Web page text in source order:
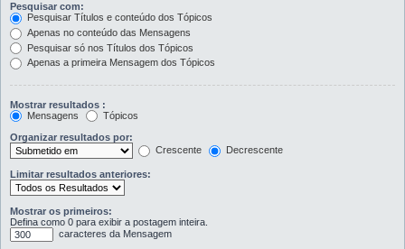
Pesquisar com:
Pesquisar Títulos e conteúdo dos Tópicos
Apenas no conteúdo das Mensagens
Pesquisar só nos Títulos dos Tópicos
Apenas a primeira Mensagem dos Tópicos
Mostrar resultados :
Mensagens
Tópicos
Organizar resultados por:
Crescente
Decrescente
Limitar resultados anteriores:
Mostrar os primeiros:
Defina como 0 para exibir a postagem inteira.
caracteres da Mensagem